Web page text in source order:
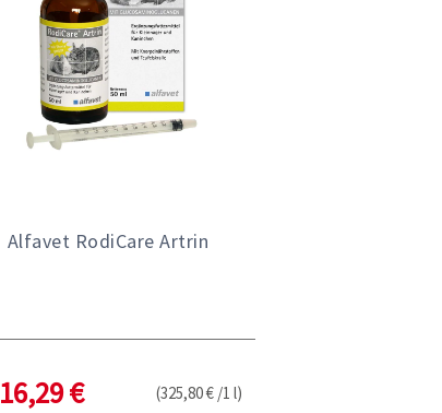
Alfavet RodiCare Artrin
16,29 € (325,80 € /1 l)